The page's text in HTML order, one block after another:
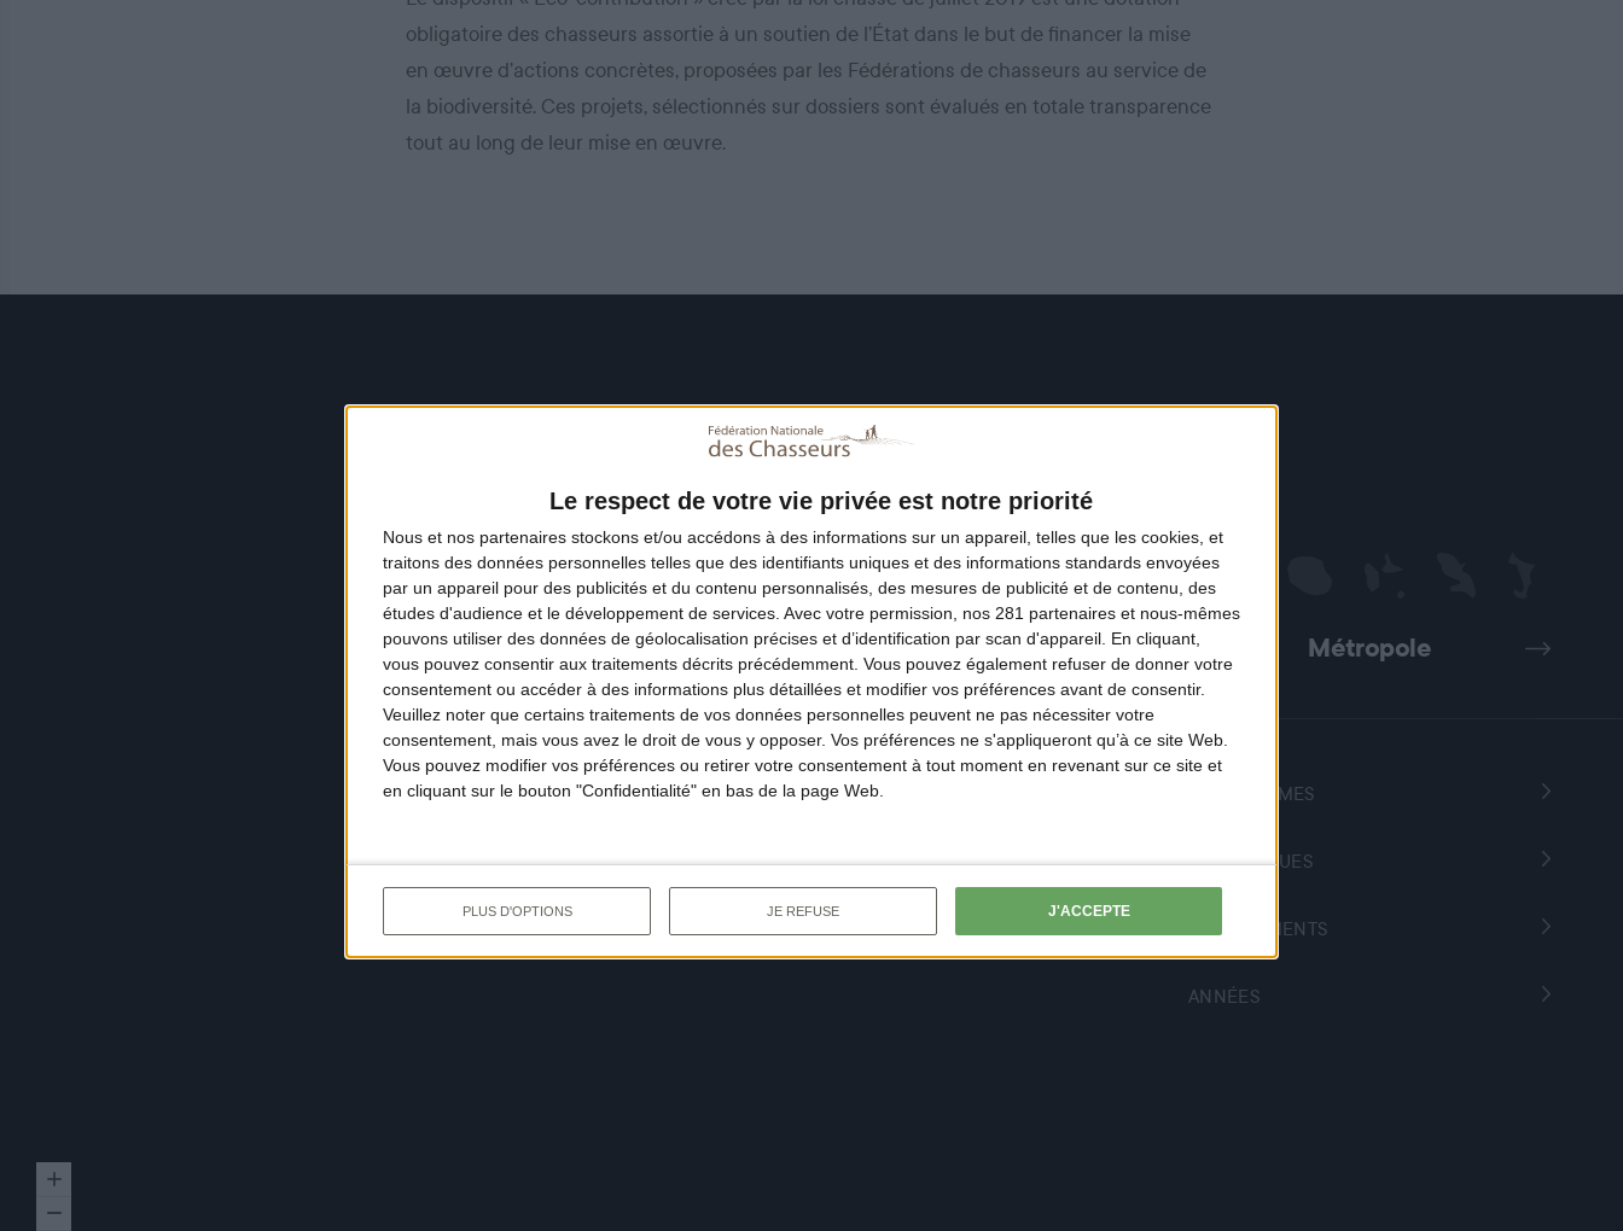
Le respect de votre vie privée est notre priorité
Nous et nos partenaires stockons et/ou accédons à des informations sur un appareil, telles que les cookies, et
traitons des données personnelles telles que des identifiants uniques et des informations standards envoyées
par un appareil pour des publicités et du contenu personnalisés, des mesures de publicité et de contenu, des
études d'audience et le développement de services. Avec votre permission, nos 281 partenaires et nous-mêmes
pouvons utiliser des données de géolocalisation précises et d’identification par scan d'appareil. En cliquant,
vous pouvez consentir aux traitements décrits précédemment. Vous pouvez également refuser de donner votre
consentement ou accéder à des informations plus détaillées et modifier vos préférences avant de consentir.
Veuillez noter que certains traitements de vos données personnelles peuvent ne pas nécessiter votre
consentement, mais vous avez le droit de vous y opposer. Vos préférences ne s'appliqueront qu’à ce site Web.
Vous pouvez modifier vos préférences ou retirer votre consentement à tout moment en revenant sur ce site et
en cliquant sur le bouton "Confidentialité" en bas de la page Web.
PLUS D'OPTIONS JE REFUSE J'ACCEPTE
obligatoire des chasseurs assortie à un soutien de l’État dans le but de financer la mise
en œuvre d’actions concrètes, proposées par les Fédérations de chasseurs au service de
la biodiversité. Ces projets, sélectionnés sur dossiers sont évalués en totale transparence
tout au long de leur mise en œuvre.
Précédent Métropole Suivant
PROGRAMMES
THÉMATIQUES
DÉPARTEMENTS
ANNÉES